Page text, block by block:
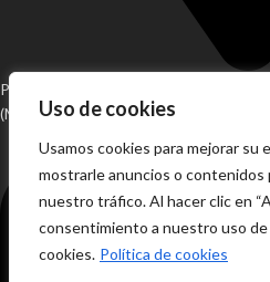
Uso de cookies
Usamos cookies para mejorar su
mostrarle anuncios o contenidos
nuestro tráfico. Al hacer clic en
consentimiento a nuestro uso de
cookies. Política de cookies
Pol. Ind. Alhaurín de la Torre, Fase 2,
(Málaga)